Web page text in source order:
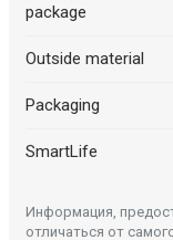
package
Outside material
Packaging
SmartLife
Информация,
отличаться от